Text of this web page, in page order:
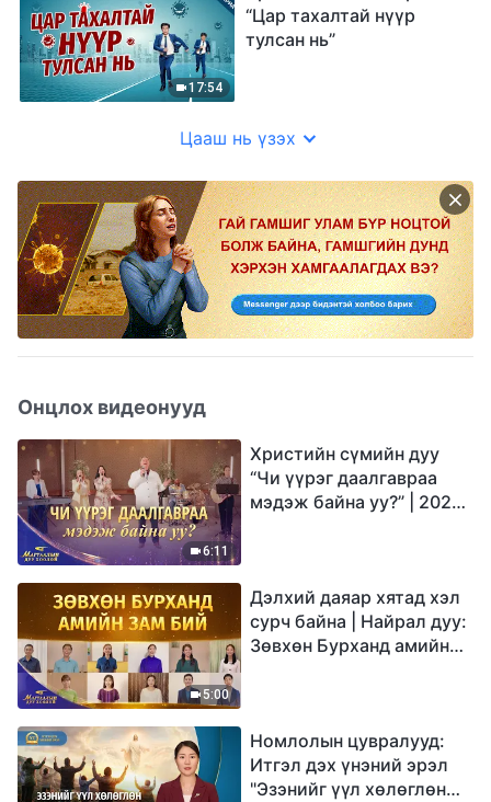
17:54
“Цар тахалтай нүүр
тулсан нь”
Цааш нь үзэх
Онцлох видеонууд
6:11
Христийн сүмийн дуу
“Чи үүрэг даалгавраа
мэдэж байна уу?” | 2026
5:00
Дэлхий даяар хятад хэл
сурч байна | Найрал дуу:
Зөвхөн Бурханд амийн
Номлолын цувралууд:
Итгэл дэх үнэний эрэл
"Эзэнийг үүл хөлөглөн